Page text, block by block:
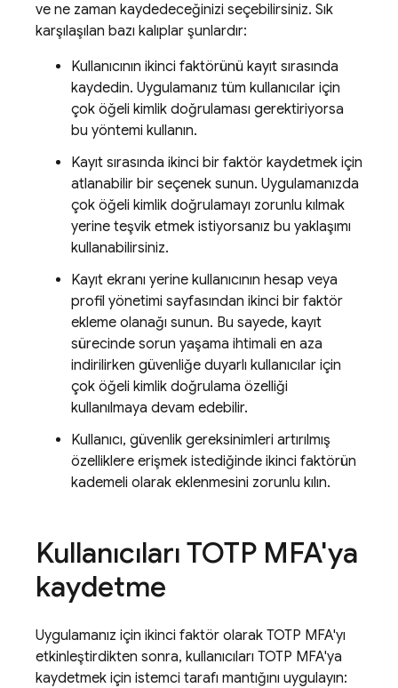
ve ne zaman kaydedeceğinizi seçebilirsiniz. Sık
karşılaşılan bazı kalıplar şunlardır:
Kullanıcının ikinci faktörünü kayıt sırasında
kaydedin. Uygulamanız tüm kullanıcılar için
çok öğeli kimlik doğrulaması gerektiriyorsa
bu yöntemi kullanın.
Kayıt sırasında ikinci bir faktör kaydetmek için
atlanabilir bir seçenek sunun. Uygulamanızda
çok öğeli kimlik doğrulamayı zorunlu kılmak
yerine teşvik etmek istiyorsanız bu yaklaşımı
kullanabilirsiniz.
Kayıt ekranı yerine kullanıcının hesap veya
profil yönetimi sayfasından ikinci bir faktör
ekleme olanağı sunun. Bu sayede, kayıt
sürecinde sorun yaşama ihtimali en aza
indirilirken güvenliğe duyarlı kullanıcılar için
çok öğeli kimlik doğrulama özelliği
kullanılmaya devam edebilir.
Kullanıcı, güvenlik gereksinimleri artırılmış
özelliklere erişmek istediğinde ikinci faktörün
kademeli olarak eklenmesini zorunlu kılın.
Kullanıcıları TOTP MFA'ya
kaydetme
Uygulamanız için ikinci faktör olarak TOTP MFA'yı
etkinleştirdikten sonra, kullanıcıları TOTP MFA'ya
kaydetmek için istemci tarafı mantığını uygulayın: